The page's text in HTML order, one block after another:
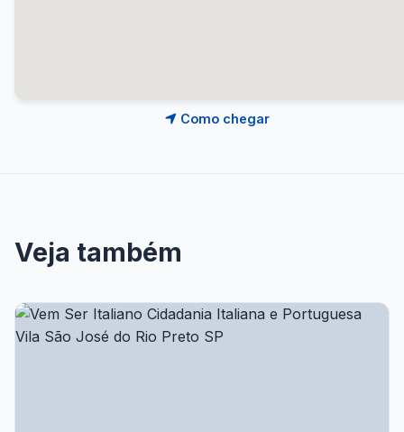
Como chegar
Veja também